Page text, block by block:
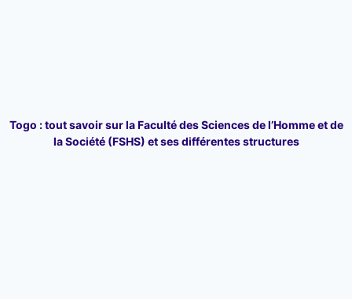
Togo : tout savoir sur la Faculté des Sciences de l’Homme et de
la Société (FSHS) et ses différentes structures